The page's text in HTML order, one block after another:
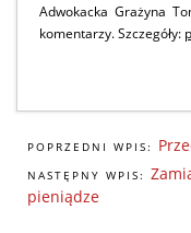
Adwokacka Grażyna
komentarzy. Szczegóły:
POPRZEDNI WPIS:
NASTĘPNY WPIS:
pieniądze